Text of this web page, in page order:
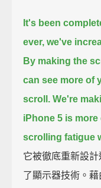
It's been
ever, we've
By making the
can see more of
scroll. We're
iPhone 5 is
scrolling fatigue
它被徹底重新設
了顯示器技術。